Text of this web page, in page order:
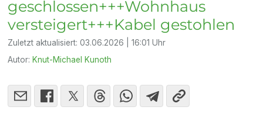
geschlossen+++Wohnhaus
versteigert+++Kabel gestohlen
Zuletzt aktualisiert:03.06.2026 | 16:01 Uhr
Autor: Knut-Michael Kunoth